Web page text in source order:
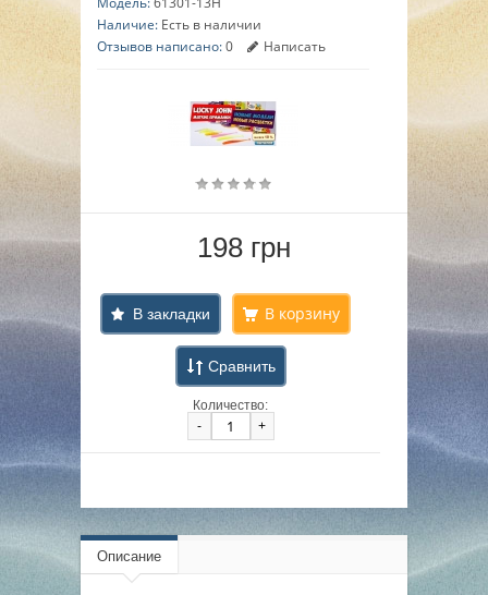
Наличие: Есть в наличии
Отзывов написано:0 Написать
198 грн
В закладки
Сравнить
Количество:
-
+
Описание